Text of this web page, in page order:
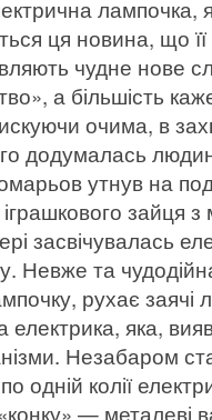
лампочка,
ця новина, що
чудне нове
а більшість
очима, в
додумалась
утнув на
зайця
засвічувалась
Невже та
рухає заячі
електрика, яка,
Незабаром
одній колії
— металеві